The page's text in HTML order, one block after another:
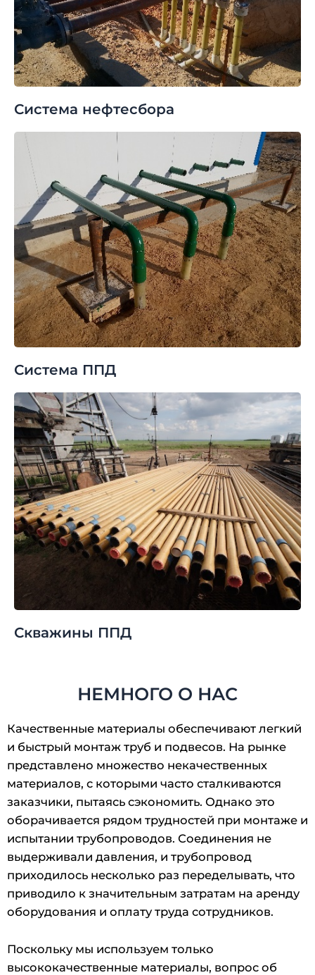
Система нефтесбора
Система ППД
Скважины ППД
НЕМНОГО О НАС
Качественные материалы обеспечивают легкий
и быстрый монтаж труб и подвесов. На рынке
представлено множество некачественных
материалов, с которыми часто сталкиваются
заказчики, пытаясь сэкономить. Однако это
оборачивается рядом трудностей при монтаже и
испытании трубопроводов. Соединения не
выдерживали давления, и трубопровод
приходилось несколько раз переделывать, что
приводило к значительным затратам на аренду
оборудования и оплату труда сотрудников.
Поскольку мы используем только
высококачественные материалы, вопрос об